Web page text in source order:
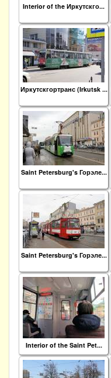
Interior of the Иркутскго...
Иркутскгортранс (Irkutsk ...
Saint Petersburg's Горэле...
Saint Petersburg's Горэле...
Interior of the Saint Pet...